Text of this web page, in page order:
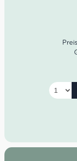
Rebsorte
maritimer Seele
allen